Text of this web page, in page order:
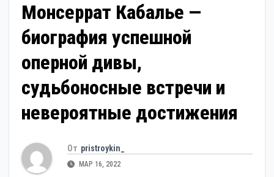
Монсеррат Кабалье —
биография успешной
оперной дивы,
судьбоносные встречи и
невероятные достижения
От pristroykin_
МАР 16, 2022